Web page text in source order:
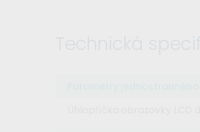
Technická
Parametry jednostranného
Úhlopříčka obrazovky LCD